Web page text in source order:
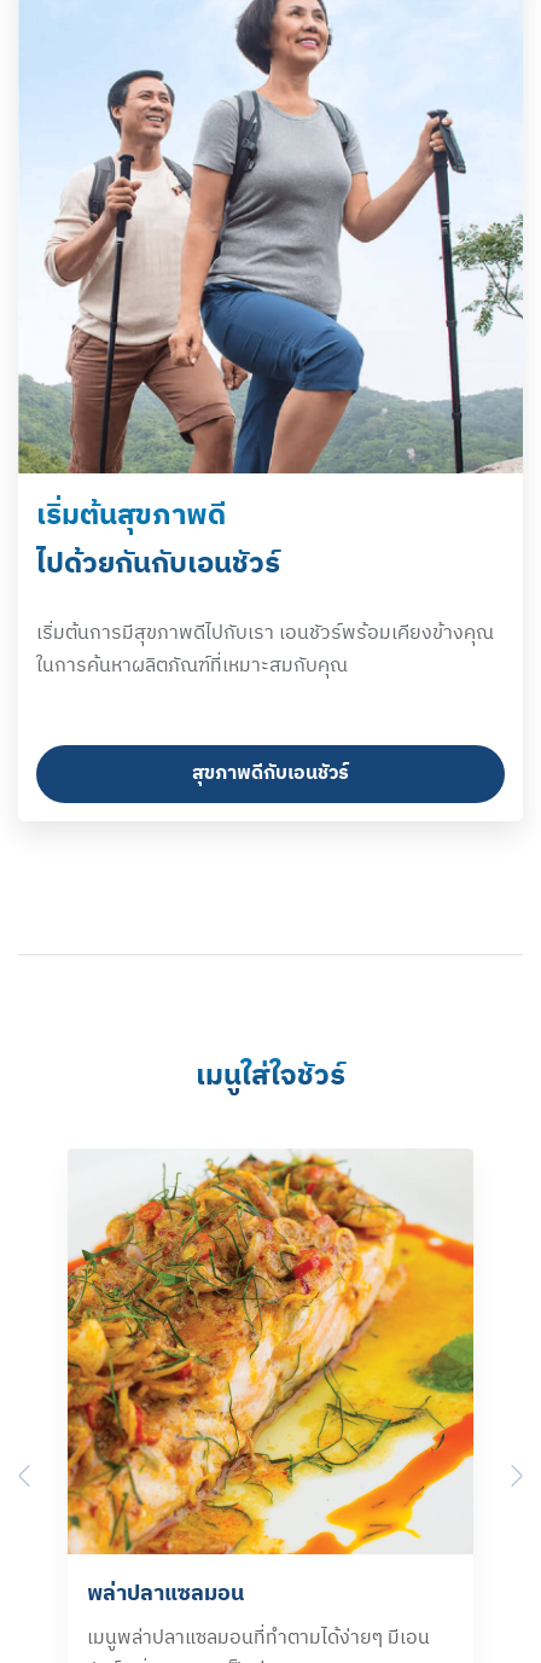
เริ่มต้นสุขภาพดี
ไปด้วยกันกับเอนชัวร์
เริ่มต้นการมีสุขภาพดีไปกับเรา เอนชัวร์พร้อมเคียงข้างคุณ
ในการค้นหาผลิตภัณฑ์ที่เหมาะสมกับคุณ
สุขภาพดีกับเอนชัวร์
เมนูใส่ใจชัวร์
Previous
พล่าปลาแซลมอน
เมนูพล่าปลาแซลมอนที่ทำตามได้ง่ายๆ มีเอน